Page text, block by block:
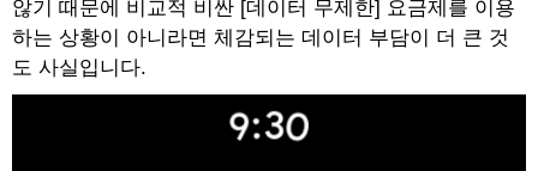
않기 때문에 비교적 비싼 [데이터 무제한] 요금제를 이용
하는 상황이 아니라면 체감되는 데이터 부담이 더 큰 것
도 사실입니다.